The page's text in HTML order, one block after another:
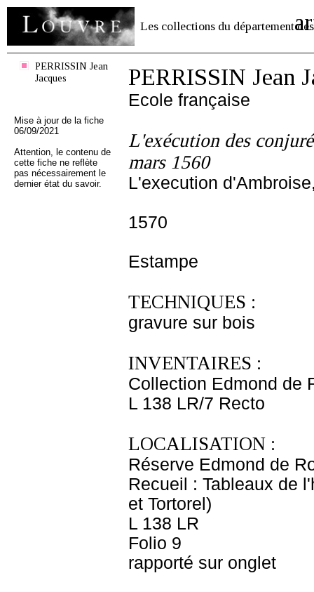
Les collections du département des
PERRISSIN Jean
Jacques
Mise à jour de la fiche
06/09/2021
Attention, le contenu de
cette fiche ne reflète
pas nécessairement le
dernier état du savoir.
PERRISSIN Jean
Ecole française
L'exécution des
mars 1560
L'execution
1570
Estampe
TECHNIQUES :
gravure sur bois
INVENTAIRES :
Collection Edmond de
L 138 LR/7 Recto
LOCALISATION :
Réserve Edmond de
Recueil : Tableaux de
et Tortorel)
L 138 LR
Folio 9
rapporté sur onglet